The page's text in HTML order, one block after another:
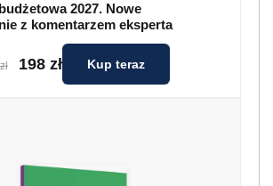
2027. Nowe
z komentarzem eksperta
198 zł Kup teraz